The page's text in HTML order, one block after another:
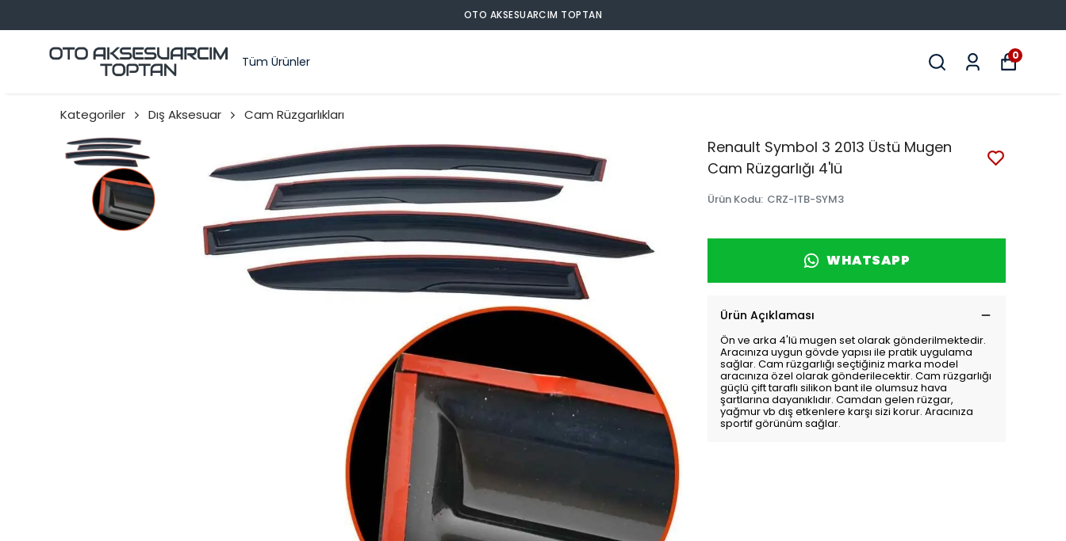
OTO AKSESUARCIM TOPTAN
Tüm Ürünler 0
Kategoriler Dış Aksesuar Cam Rüzgarlıkları
Renault Symbol 3 2013 Üstü Mugen
Cam Rüzgarlığı 4'lü
Ürün Kodu: CRZ-ITB-SYM3
WHATSAPP
Ürün Açıklaması
Ön ve arka 4'lü mugen set olarak gönderilmektedir.
Aracınıza uygun gövde yapısı ile pratik uygulama
sağlar. Cam rüzgarlığı seçtiğiniz marka model
aracınıza özel olarak gönderilecektir. Cam rüzgarlığı
güçlü çift taraflı silikon bant ile olumsuz hava
şartlarına dayanıklıdır. Camdan gelen rüzgar,
yağmur vb dış etkenlere karşı sizi korur. Aracınıza
sportif görünüm sağlar.